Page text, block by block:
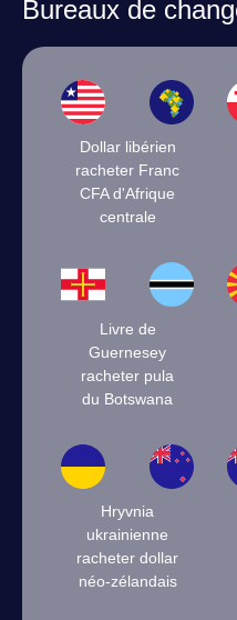
Bureaux de
Dollar libérien
racheter Franc
CFA d'Afrique
centrale
Livre de
Guernesey
racheter pula
du Botswana
Hryvnia
ukrainienne
racheter dollar
néo-zélandais